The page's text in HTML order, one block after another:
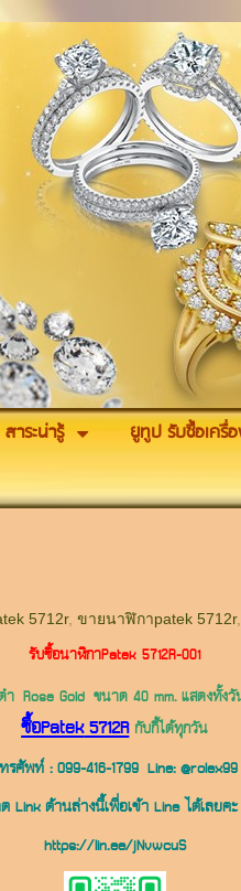
สาระน่ารู้ ยูทูป รับซื้อเครื่
5712r,ขายนาฬิกาpatek 5712r
รับซื้อนาฬิกาPatek 5712R-001
ำ Rose Gold ขนาด 40 mm. แสดงทั้ง
ซื้อPatek5712Rกับกี้ได้ทุกวัน
รศัพท์ :099-416-1799Line:@rolex99
Link ด้านล่างนี้เพื่อเข้า Line ได้เลยคะ
https://lin.ee/jNvwcuS